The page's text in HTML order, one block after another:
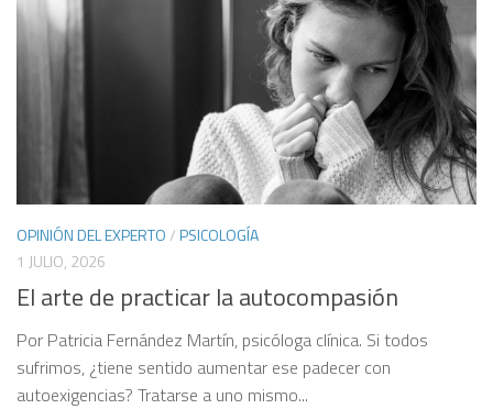
OPINIÓN DEL EXPERTO/PSICOLOGÍA
1 JULIO, 2026
El arte de practicar la autocompasión
Por Patricia Fernández Martín, psicóloga clínica. Si todos
sufrimos, ¿tiene sentido aumentar ese padecer con
autoexigencias? Tratarse a uno mismo...